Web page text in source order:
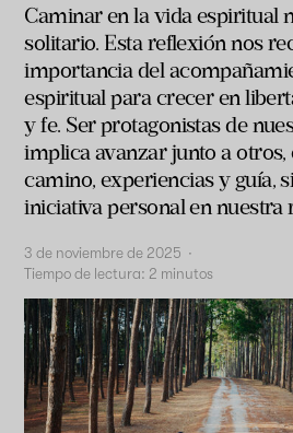
Caminar en la vida espiritual
solitario. Esta reflexión nos
importancia del
espiritual para crecer en
y fe. Ser protagonistas de
implica avanzar junto a
camino, experiencias y guía,
iniciativa personal en nuestra
3 de noviembre de 2025 ·
Tiempo de lectura: 2 minutos